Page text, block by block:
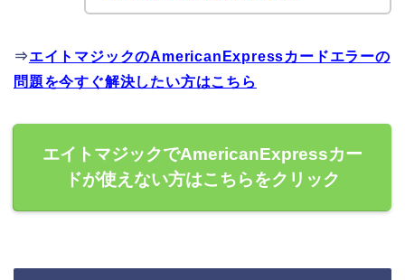
⇒エイトマジックのAmericanExpressカードエラーの
問題を今すぐ解決したい方はこちら
エイトマジックでAmericanExpressカー
ドが使えない方はこちらをクリック